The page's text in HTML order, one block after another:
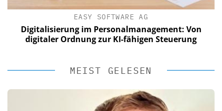
EASY SOFTWARE AG
Digitalisierung im Personalmanagement: Von
digitaler Ordnung zur KI-fähigen Steuerung
MEIST GELESEN